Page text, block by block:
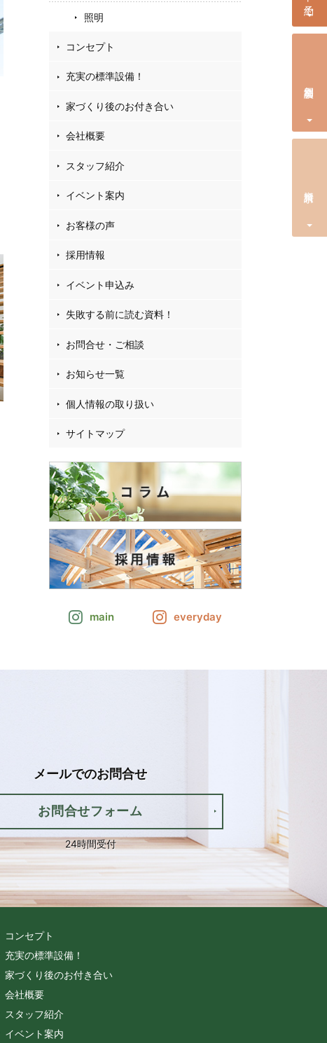
照明
コンセプト
充実の標準設備！
家づくり後のお付き合い
会社概要
スタッフ紹介
イベント案内
お客様の声
採用情報
イベント申込み
失敗する前に読む資料！
お問合せ・ご相談
お知らせ一覧
個人情報の取り扱い
サイトマップ
main everyday
メールでのお問合せ
お問合せフォーム
24時間受付
コンセプト
充実の標準設備！
家づくり後のお付き合い
会社概要
スタッフ紹介
イベント案内